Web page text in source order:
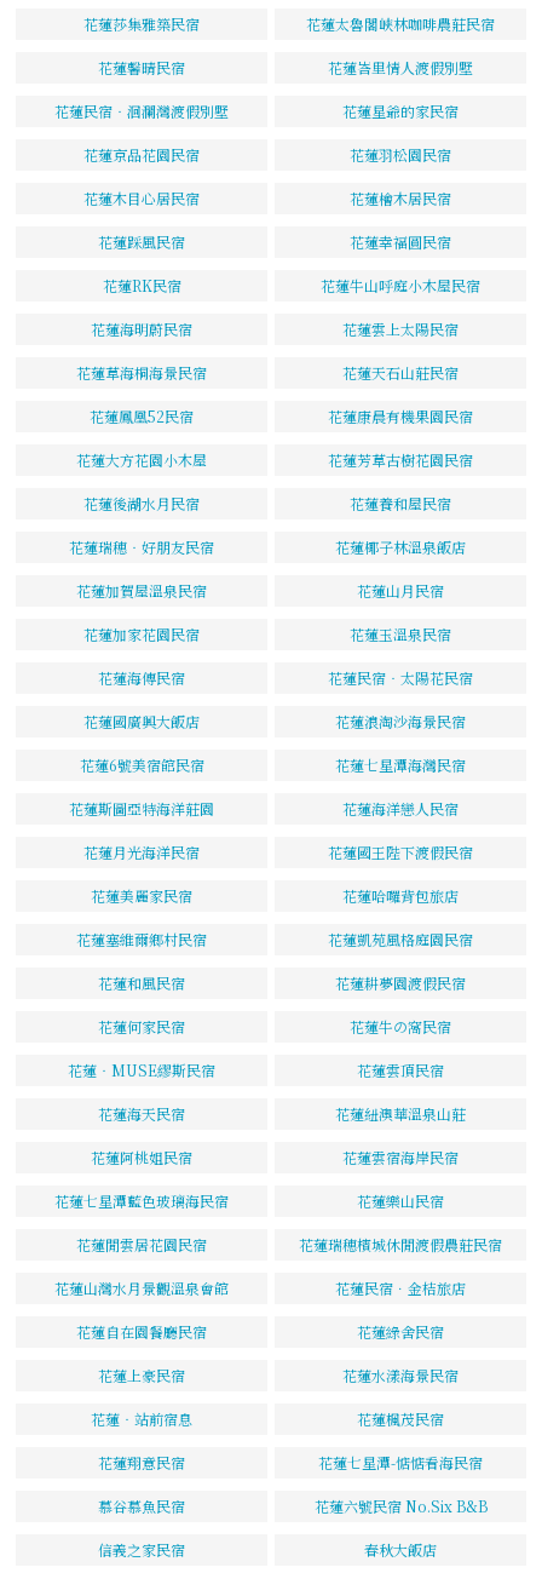
花蓮莎集雅築民宿 花蓮太魯閣峽林咖啡農莊民宿
花蓮馨晴民宿 花蓮峇里情人渡假別墅
花蓮民宿‧洄瀾灣渡假別墅 花蓮星爺的家民宿
花蓮京品花園民宿 花蓮羽松園民宿
花蓮木目心居民宿 花蓮檜木居民宿
花蓮踩風民宿 花蓮幸福圓民宿
花蓮RK民宿 花蓮牛山呼庭小木屋民宿
花蓮海明蔚民宿 花蓮雲上太陽民宿
花蓮草海桐海景民宿 花蓮天石山莊民宿
花蓮鳳凰52民宿 花蓮康晨有機果園民宿
花蓮大方花園小木屋 花蓮芳草古樹花園民宿
花蓮後湖水月民宿 花蓮養和屋民宿
花蓮瑞穗‧好朋友民宿 花蓮椰子林溫泉飯店
花蓮加賀屋溫泉民宿 花蓮山月民宿
花蓮加家花園民宿 花蓮玉溫泉民宿
花蓮海傳民宿 花蓮民宿‧太陽花民宿
花蓮國廣興大飯店 花蓮浪淘沙海景民宿
花蓮6號美宿館民宿 花蓮七星潭海灣民宿
花蓮斯圖亞特海洋莊園 花蓮海洋戀人民宿
花蓮月光海洋民宿 花蓮國王陛下渡假民宿
花蓮美麗家民宿 花蓮哈囉背包旅店
花蓮塞維爾鄉村民宿 花蓮凱苑風格庭園民宿
花蓮和風民宿 花蓮耕夢園渡假民宿
花蓮何家民宿 花蓮牛の窩民宿
花蓮‧MUSE繆斯民宿 花蓮雲頂民宿
花蓮海天民宿 花蓮紐澳華溫泉山莊
花蓮阿桃姐民宿 花蓮雲宿海岸民宿
花蓮七星潭藍色玻璃海民宿 花蓮樂山民宿
花蓮閒雲居花園民宿 花蓮瑞穗檳城休閒渡假農莊民宿
花蓮山灣水月景觀溫泉會館 花蓮民宿．金桔旅店
花蓮自在園餐廳民宿 花蓮綠舍民宿
花蓮上豪民宿 花蓮水漾海景民宿
花蓮‧站前宿息 花蓮楓茂民宿
花蓮翔意民宿 花蓮七星潭-惦惦看海民宿
慕谷慕魚民宿 花蓮六號民宿 No.Six B&B
信義之家民宿 春秋大飯店